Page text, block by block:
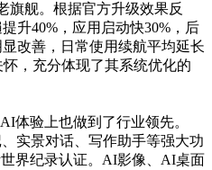
旗舰。根据官方升级效果反
升40%，应用启动快30%，后
改善，日常使用续航平均延长
，充分体现了其系统优化的
体验上也做到了行业领先。
实景对话、写作助手等强大功
界纪录认证。AI影像、AI桌面